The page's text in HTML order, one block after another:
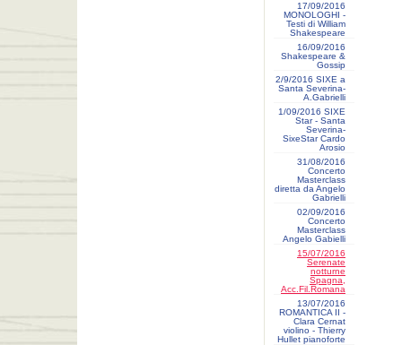
17/09/2016
MONOLOGHI -
Testi di William
Shakespeare
16/09/2016
Shakespeare &
Gossip
2/9/2016 SIXE a
Santa Severina-
A.Gabrielli
1/09/2016 SIXE
Star - Santa
Severina-
SixeStar Cardo
Arosio
31/08/2016
Concerto
Masterclass
diretta da Angelo
Gabrielli
02/09/2016
Concerto
Masterclass
Angelo Gabielli
15/07/2016
Serenate
notturne
Spagna,
Acc.Fil.Romana
13/07/2016
ROMANTICA II -
Clara Cernat
violino - Thierry
Hullet pianoforte